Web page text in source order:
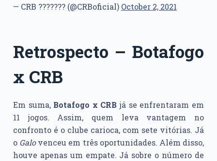
— CRB ??????? (@CRBoficial) October 2, 2021
Retrospecto – Botafogo
x CRB
Em suma, Botafogo x CRBjá se enfrentaram em
11 jogos. Assim, quem leva vantagem no
confronto é o clube carioca, com sete vitórias. Já
o Galovenceu em três oportunidades. Além disso,
houve apenas um empate. Já sobre o número de